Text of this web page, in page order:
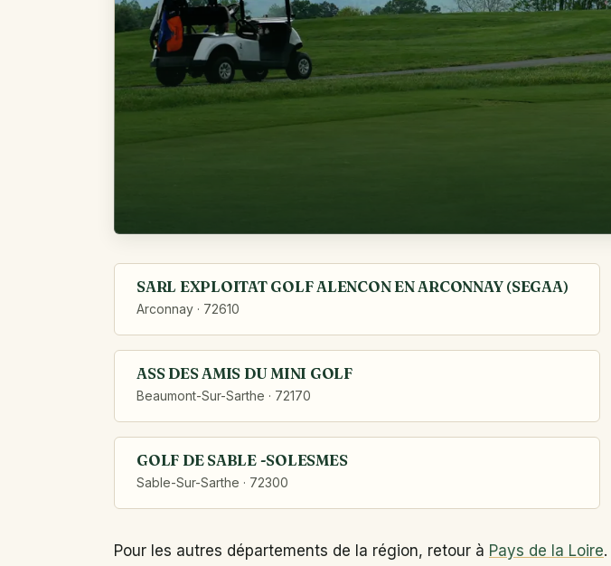
SARL EXPLOITAT GOLF ALENCON EN ARCONNAY (SEGAA)
Arconnay · 72610
ASS DES AMIS DU MINI GOLF
Beaumont-Sur-Sarthe · 72170
GOLF DE SABLE -SOLESMES
Sable-Sur-Sarthe · 72300
Pour les autres départements de la région, retour à Pays de la Loire